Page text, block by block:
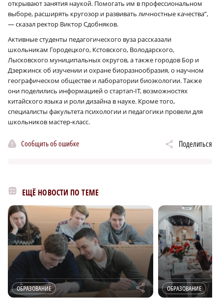
открывают занятия наукой. Помогать им в профессиональном
выборе, расширять кругозор и развивать личностные качества”,
— сказал ректор Виктор Сдобняков.
Активные студенты педагогического вуза рассказали
школьникам Городецкого, Кстовского, Володарского,
Лысковского муниципальных округов, а также городов Бор и
Дзержинск об изучении и охране биоразнообразия, о научном
географическом обществе и лаборатории биоэкологии. Также
они поделились информацией о стартап-IT, возможностях
китайского языка и роли дизайна в науке. Кроме того,
специалисты факультета психологии и педагогики провели для
школьников мастер-класс.
Сообщить об ошибке Поделиться
ЕЩЁ НОВОСТИ ПО ТЕМЕ
ОБРАЗОВАНИЕ r ОБРАЗОВАНИЕ